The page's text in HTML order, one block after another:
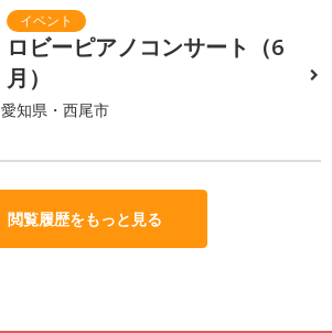
ロビーピアノコンサート（6
月）
愛知県・西尾市
閲覧履歴をもっと見る